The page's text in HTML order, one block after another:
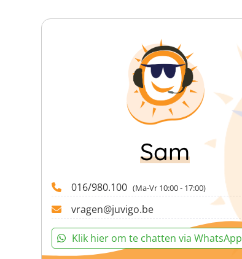
Sam
016/980.100 (Ma-Vr 10:00 - 17:00)
vragen@juvigo.be
Klik hier om te chatten via WhatsApp